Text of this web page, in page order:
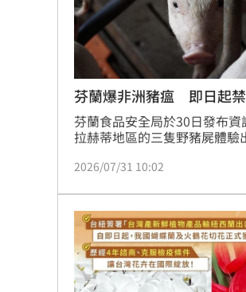
2026全球移居排名 台
革命衛隊要美滿足條
ALLDAY PROJECT太
顧立雄視導第三作戰
放雙手騎車喊手麻！騎
夢幻跨團合體！
新／女大生伴兒屍6日
我駐日內瓦處長遭爆
芬蘭爆非洲豬瘟 即日起
芬蘭食品安全局於30日發布
拉赫蒂地區的三隻野豬屍體驗
國非洲豬瘟中央災害應變中心
除，即日起裝船或裝機起運的
肉產品全面禁止輸台，違者將
毀。
2026/07/31 10:02